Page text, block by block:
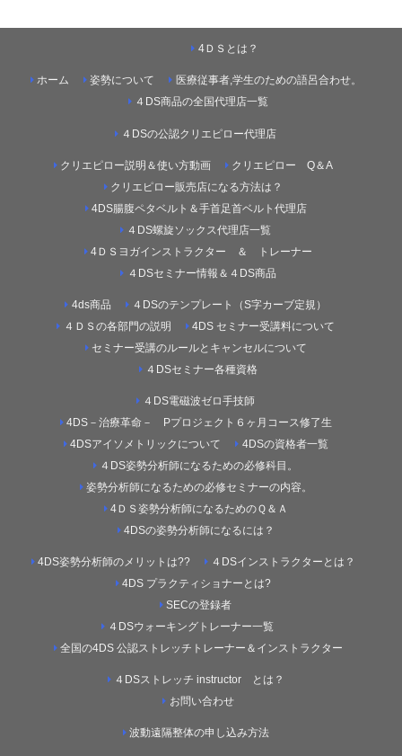
ホーム
4ＤＳとは？
姿勢について
医療従事者,学生のための語呂合わせ。
４DS商品の全国代理店一覧
４DSの公認クリエピロー代理店
クリエピロー説明＆使い方動画
クリエピロー Q＆A
クリエピロー販売店になる方法は？
4DS腸腹ペタベルト＆手首足首ベルト代理店
４DS螺旋ソックス代理店一覧
4ＤＳヨガインストラクター ＆ トレーナー
４DSセミナー情報＆４DS商品
4ds商品
４DSのテンプレート（S字カーブ定規）
４ＤＳの各部門の説明
4DS セミナー受講料について
セミナー受講のルールとキャンセルについて
４DSセミナー各種資格
４DS電磁波ゼロ手技師
4DS－治療革命－ Pプロジェクト６ヶ月コース修了生
4DSアイソメトリックについて
4DSの資格者一覧
４DS姿勢分析師になるための必修科目。
姿勢分析師になるための必修セミナーの内容。
4ＤＳ姿勢分析師になるためのＱ＆Ａ
4DSの姿勢分析師になるには？
4DS姿勢分析師のメリットは??
４DSインストラクターとは？
4DS プラクティショナーとは?
SECの登録者
４DSウォーキングトレーナー一覧
全国の4DS 公認ストレッチトレーナー＆インストラクター
４DSストレッチ instructor とは？
お問い合わせ
波動遠隔整体の申し込み方法